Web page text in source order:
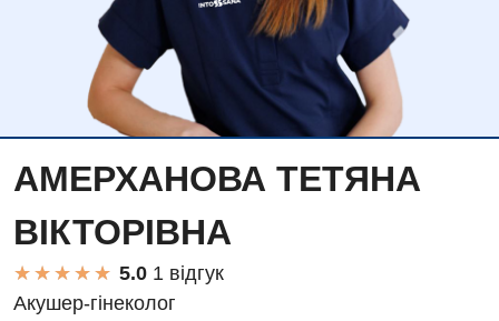
АМЕРХАНОВА ТЕТЯНА
ВІКТОРІВНА
★
★
★
★
★
★ ★ ★ ★ ★
1 вiдгук
Акушер-гінеколог